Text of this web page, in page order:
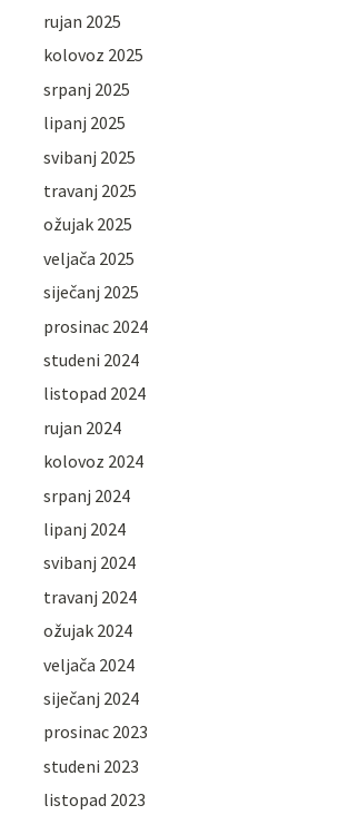
rujan 2025
kolovoz 2025
srpanj 2025
lipanj 2025
svibanj 2025
travanj 2025
ožujak 2025
veljača 2025
siječanj 2025
prosinac 2024
studeni 2024
listopad 2024
rujan 2024
kolovoz 2024
srpanj 2024
lipanj 2024
svibanj 2024
travanj 2024
ožujak 2024
veljača 2024
siječanj 2024
prosinac 2023
studeni 2023
listopad 2023